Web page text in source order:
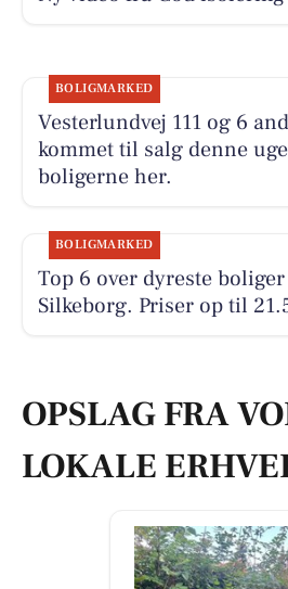
BOLIGMARKED
Vesterlundvej 111 og 6
kommet til salg denne
boligerne her.
BOLIGMARKED
Top 6 over dyreste
Silkeborg. Priser op til
OPSLAG FRA
LOKALE